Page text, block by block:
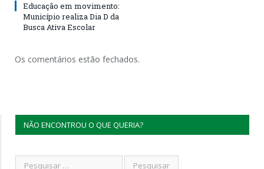
Educação em movimento:
Município realiza Dia D da
Busca Ativa Escolar
Os comentários estão fechados.
NÃO ENCONTROU O QUE QUERIA?